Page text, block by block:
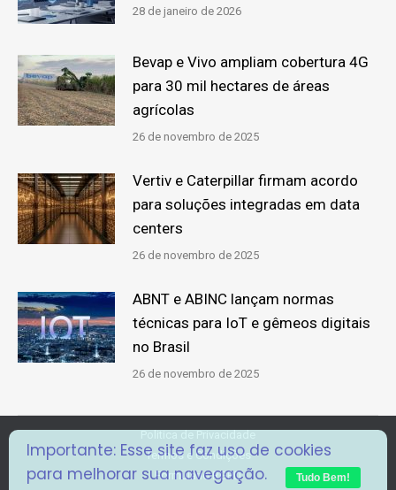
28 de janeiro de 2026
Bevap e Vivo ampliam cobertura 4G
para 30 mil hectares de áreas
agrícolas
26 de novembro de 2025
Vertiv e Caterpillar firmam acordo
para soluções integradas em data
centers
26 de novembro de 2025
ABNT e ABINC lançam normas
técnicas para IoT e gêmeos digitais
no Brasil
26 de novembro de 2025
Politica de Privacidade
Termos e Condições
Formulário RGPD
Importante: Esse site faz uso de cookies
para melhorar sua navegação.
Tudo Bem!